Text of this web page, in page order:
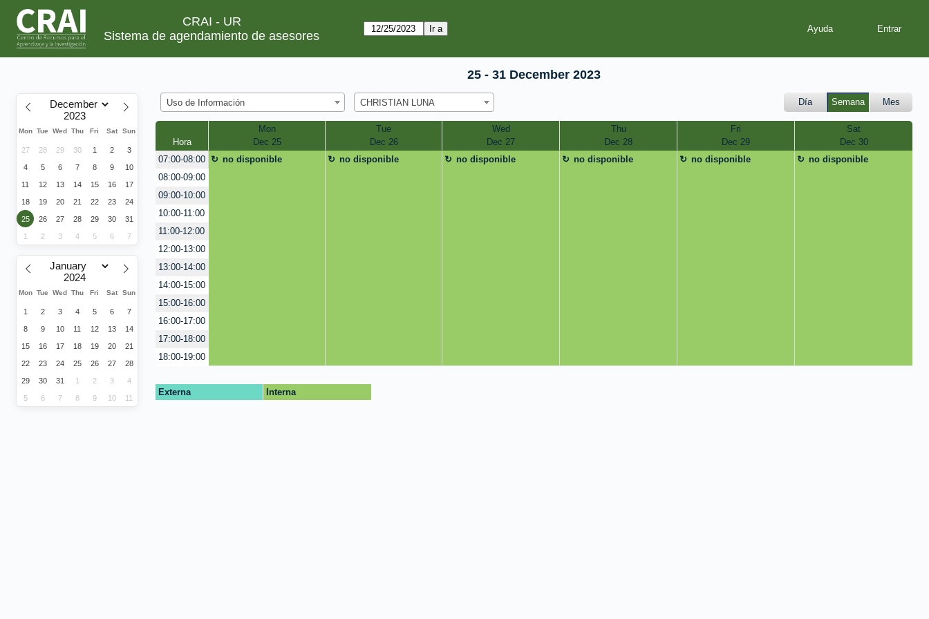
CRAI - UR
Sistema de agendamiento de asesores
Ayuda
Mon Tue Wed Thu Fri Sat Sun
27 28 29 30 1 2 3
4 5 6 7 8 9 10
11 12 13 14 15 16 17
18 19 20 21 22 23 24
25 26 27 28 29 30 31
1 2 3 4 5 6 7
Mon Tue Wed Thu Fri Sat Sun
1 2 3 4 5 6 7
8 9 10 11 12 13 14
15 16 17 18 19 20 21
22 23 24 25 26 27 28
29 30 31 1 2 3 4
5 6 7 8 9 10 11
25 - 31 December 2023
Uso de Información CHRISTIAN LUNA Día Semana Mes
Hora
Mon
Dec 25
Tue
Dec 26
Wed
Dec 27
Thu
Dec 28
Fri
Dec 29
Sat
Dec 30
07:00-08:00
no disponible no disponible no disponible no disponible no disponible
no disponible
08:00-09:00
09:00-10:00
10:00-11:00
11:00-12:00
12:00-13:00
13:00-14:00
14:00-15:00
15:00-16:00
16:00-17:00
17:00-18:00
18:00-19:00
Externa Interna